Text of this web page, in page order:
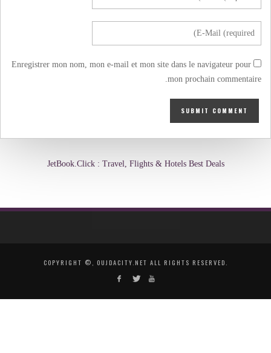
Enregistrer mon nom, mon e-mail et mon site dans le navigateur pour
mon prochain commentaire.
JetBook.Click : Travel, Flights & Hotels Best Deals
COPYRIGHT ©, OUJDACITY.NET ALL RIGHTS RESERVED.